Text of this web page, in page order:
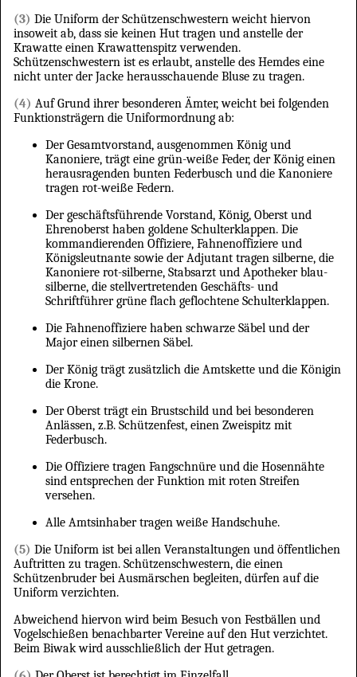
(3) Die Uniform der Schützenschwestern weicht hiervon
insoweit ab, dass sie keinen Hut tragen und anstelle der
Krawatte einen Krawattenspitz verwenden.
Schützenschwestern ist es erlaubt, anstelle des Hemdes eine
nicht unter der Jacke herausschauende Bluse zu tragen.
(4) Auf Grund ihrer besonderen Ämter, weicht bei folgenden
Funktionsträgern die Uniformordnung ab:
Der Gesamtvorstand, ausgenommen König und
Kanoniere, trägt eine grün-weiße Feder, der König einen
herausragenden bunten Federbusch und die Kanoniere
tragen rot-weiße Federn.
Der geschäftsführende Vorstand, König, Oberst und
Ehrenoberst haben goldene Schulterklappen. Die
kommandierenden Offiziere, Fahnenoffiziere und
Königsleutnante sowie der Adjutant tragen silberne, die
Kanoniere rot-silberne, Stabsarzt und Apotheker blau-
silberne, die stellvertretenden Geschäfts- und
Schriftführer grüne flach geflochtene Schulterklappen.
Die Fahnenoffiziere haben schwarze Säbel und der
Major einen silbernen Säbel.
Der König trägt zusätzlich die Amtskette und die Königin
die Krone.
Der Oberst trägt ein Brustschild und bei besonderen
Anlässen, z.B. Schützenfest, einen Zweispitz mit
Federbusch.
Die Offiziere tragen Fangschnüre und die Hosennähte
sind entsprechen der Funktion mit roten Streifen
versehen.
Alle Amtsinhaber tragen weiße Handschuhe.
(5) Die Uniform ist bei allen Veranstaltungen und öffentlichen
Auftritten zu tragen. Schützenschwestern, die einen
Schützenbruder bei Ausmärschen begleiten, dürfen auf die
Uniform verzichten.
Abweichend hiervon wird beim Besuch von Festbällen und
Vogelschießen benachbarter Vereine auf den Hut verzichtet.
Beim Biwak wird ausschließlich der Hut getragen.